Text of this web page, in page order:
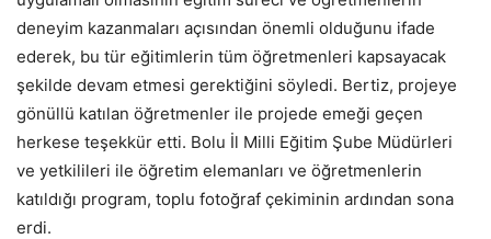
deneyim kazanmaları açısından önemli olduğunu ifade
ederek, bu tür eğitimlerin tüm öğretmenleri kapsayacak
şekilde devam etmesi gerektiğini söyledi. Bertiz, projeye
gönüllü katılan öğretmenler ile projede emeği geçen
herkese teşekkür etti. Bolu İl Milli Eğitim Şube Müdürleri
ve yetkilileri ile öğretim elemanları ve öğretmenlerin
katıldığı program, toplu fotoğraf çekiminin ardından sona
erdi.